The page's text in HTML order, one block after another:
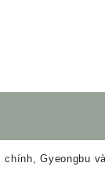
Gyeongbu